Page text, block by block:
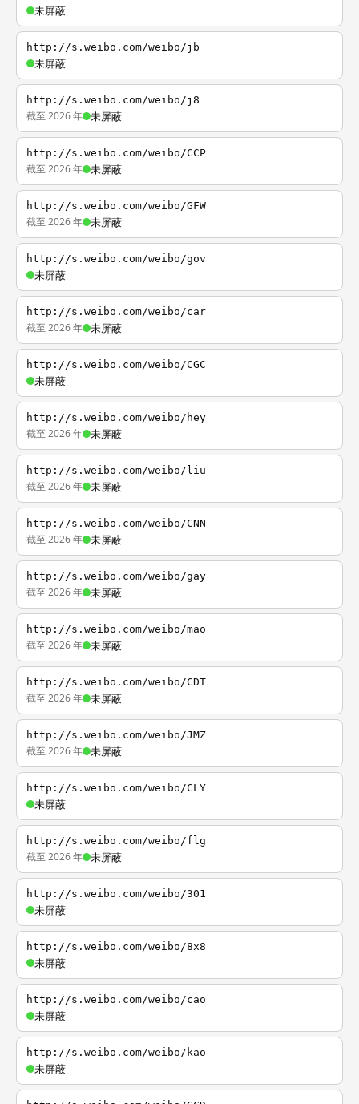
未屏蔽
http://s.weibo.com/weibo/jb
未屏蔽
http://s.weibo.com/weibo/j8
截至 2026 年 未屏蔽
http://s.weibo.com/weibo/CCP
截至 2026 年 未屏蔽
http://s.weibo.com/weibo/GFW
截至 2026 年 未屏蔽
http://s.weibo.com/weibo/gov
未屏蔽
http://s.weibo.com/weibo/car
截至 2026 年 未屏蔽
http://s.weibo.com/weibo/CGC
未屏蔽
http://s.weibo.com/weibo/hey
截至 2026 年 未屏蔽
http://s.weibo.com/weibo/liu
截至 2026 年 未屏蔽
http://s.weibo.com/weibo/CNN
截至 2026 年 未屏蔽
http://s.weibo.com/weibo/gay
截至 2026 年 未屏蔽
http://s.weibo.com/weibo/mao
截至 2026 年 未屏蔽
http://s.weibo.com/weibo/CDT
截至 2026 年 未屏蔽
http://s.weibo.com/weibo/JMZ
截至 2026 年 未屏蔽
http://s.weibo.com/weibo/CLY
未屏蔽
http://s.weibo.com/weibo/flg
截至 2026 年 未屏蔽
http://s.weibo.com/weibo/301
未屏蔽
http://s.weibo.com/weibo/8x8
未屏蔽
http://s.weibo.com/weibo/cao
未屏蔽
http://s.weibo.com/weibo/kao
未屏蔽